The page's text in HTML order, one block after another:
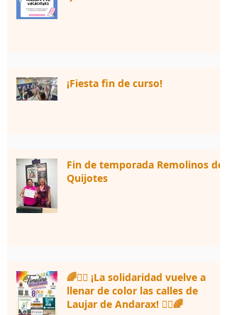
¡Fiesta fin de curso!
Fin de temporada Remolinos de
Quijotes
🌈🏃‍♀️ ¡La solidaridad vuelve a
llenar de color las calles de
Laujar de Andarax! 🏃‍♂️🌈